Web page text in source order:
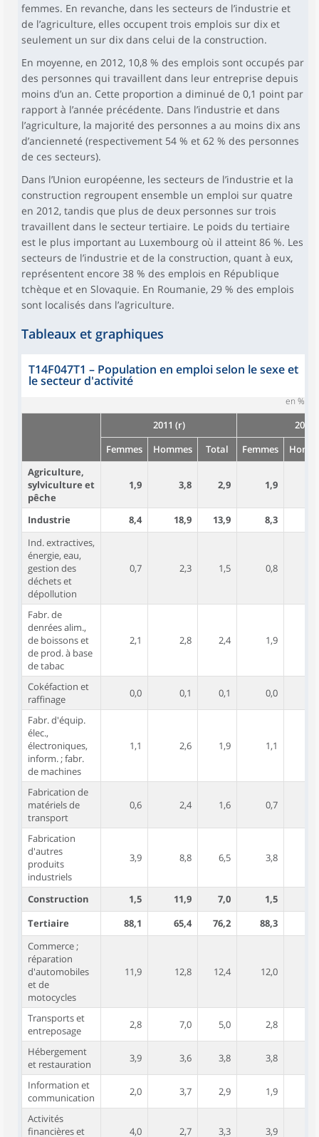
femmes. En revanche, dans les secteurs de l’industrie et
de l’agriculture, elles occupent trois emplois sur dix et
seulement un sur dix dans celui de la construction.
En moyenne, en 2012, 10,8 % des emplois sont occupés par
des personnes qui travaillent dans leur entreprise depuis
moins d’un an. Cette proportion a diminué de 0,1 point par
rapport à l’année précédente. Dans l’industrie et dans
l’agriculture, la majorité des personnes a au moins dix ans
d’ancienneté (respectivement 54 % et 62 % des personnes
de ces secteurs).
Dans l’Union européenne, les secteurs de l’industrie et la
construction regroupent ensemble un emploi sur quatre
en 2012, tandis que plus de deux personnes sur trois
travaillent dans le secteur tertiaire. Le poids du tertiaire
est le plus important au Luxembourg où il atteint 86 %. Les
secteurs de l’industrie et de la construction, quant à eux,
représentent encore 38 % des emplois en République
tchèque et en Slovaquie. En Roumanie, 29 % des emplois
sont localisés dans l’agriculture.
Tableaux et graphiques
T14F047T1 – Population en emploi selon le sexe et
le secteur d'activité
en %
2011 (r)
2012
Femmes
Hommes Total Femmes
Agriculture,
sylviculture et
pêche
1,9 3,8 2,9 1,9
Industrie 8,4 18,9 13,9 8,3
Ind. extractives,
énergie, eau,
gestion des
déchets et
dépollution
0,7 2,3 1,5 0,8
Fabr. de
denrées alim.,
de boissons et
de prod. à base
de tabac
2,1 2,8 2,4 1,9
Cokéfaction et
raffinage
0,0 0,1 0,1 0,0
Fabr. d'équip.
élec.,
électroniques,
inform. ; fabr.
de machines
1,1 2,6 1,9 1,1
Fabrication de
matériels de
transport
0,6 2,4 1,6 0,7
Fabrication
d'autres
produits
industriels
3,9 8,8 6,5 3,8
Construction 1,5 11,9 7,0 1,5
Tertiaire
88,1 65,4 76,2 88,3
Commerce ;
réparation
d'automobiles
et de
motocycles
11,9 12,8 12,4 12,0
Transports et
entreposage
2,8 7,0 5,0 2,8
Hébergement
et restauration
3,9 3,6 3,8 3,8
Information et
communication
2,0 3,7 2,9 1,9
Activités
financières et
4,0 2,7 3,3 3,9